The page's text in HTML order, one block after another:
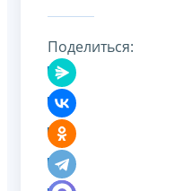
Поделиться: